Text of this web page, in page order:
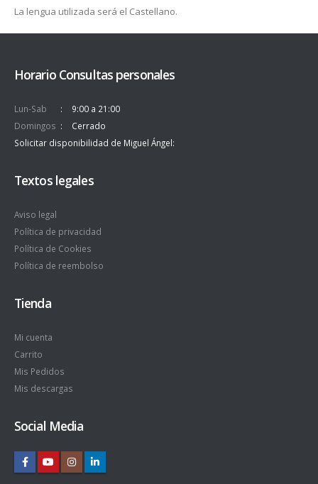
La lengua utilizada será el Castellano.
Horario Consultas personales
Lun-Sab
9:00 a 21:00
Domingos
Cerrado
Solicitar disponibilidad de Miguel Ángel
Textos legales
Aviso legal
Política de privacidad
Política de Cookies
Política de reembolso
Tienda
Mi cuenta
Carrito
Mis Pedidos
Mis descargas
Social Media